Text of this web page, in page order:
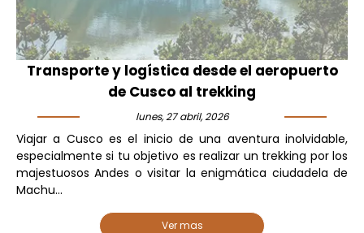
Transporte y logística desde el aeropuerto
de Cusco al trekking
lunes, 27 abril, 2026
Viajar a Cusco es el inicio de una aventura inolvidable,
especialmente si tu objetivo es realizar un trekking por los
majestuosos Andes o visitar la enigmática ciudadela de
Machu...
Ver mas